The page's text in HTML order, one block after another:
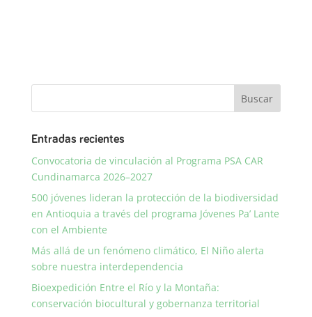
Entradas recientes
Convocatoria de vinculación al Programa PSA CAR
Cundinamarca 2026–2027
500 jóvenes lideran la protección de la biodiversidad
en Antioquia a través del programa Jóvenes Pa’ Lante
con el Ambiente
Más allá de un fenómeno climático, El Niño alerta
sobre nuestra interdependencia
Bioexpedición Entre el Río y la Montaña:
conservación biocultural y gobernanza territorial